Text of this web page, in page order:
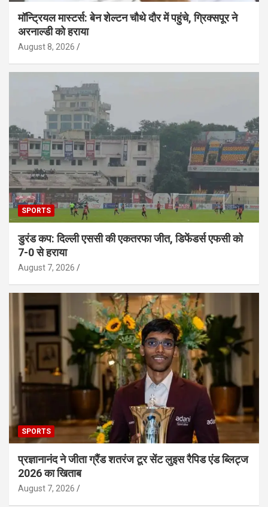
मॉन्ट्रियल मास्टर्स: बेन शेल्टन चौथे दौर में पहुंचे, ग्रिक्सपूर ने
अरनाल्डी को हराया
August 8, 2026
SPORTS
डुरंड कप: दिल्ली एससी की एकतरफा जीत, डिफेंडर्स एफसी को
7-0 से हराया
August 7, 2026
SPORTS
प्रज्ञानानंद ने जीता ग्रैंड शतरंज टूर सेंट लुइस रैपिड एंड ब्लिट्ज
2026 का खिताब
August 7, 2026